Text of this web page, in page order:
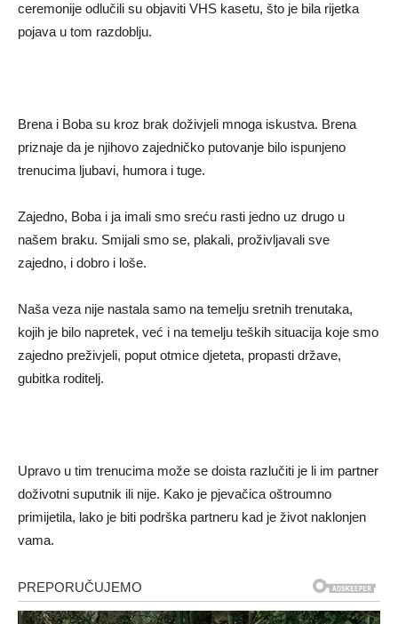
ceremonije odlučili su objaviti VHS kasetu, što je bila rijetka
pojava u tom razdoblju.
Brena i Boba su kroz brak doživjeli mnoga iskustva. Brena
priznaje da je njihovo zajedničko putovanje bilo ispunjeno
trenucima ljubavi, humora i tuge.
Zajedno, Boba i ja imali smo sreću rasti jedno uz drugo u
našem braku. Smijali smo se, plakali, proživljavali sve
zajedno, i dobro i loše.
Naša veza nije nastala samo na temelju sretnih trenutaka,
kojih je bilo napretek, već i na temelju teških situacija koje smo
zajedno preživjeli, poput otmice djeteta, propasti države,
gubitka roditelj.
Upravo u tim trenucima može se doista razlučiti je li im partner
doživotni suputnik ili nije. Kako je pjevačica oštroumno
primijetila, lako je biti podrška partneru kad je život naklonjen
vama.